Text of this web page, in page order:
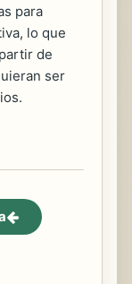
para
lo que
de
ser